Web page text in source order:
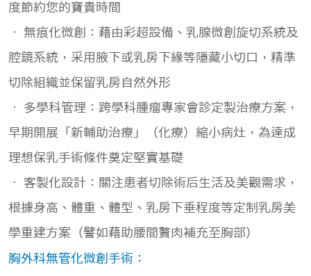
度節約您的寶貴時間
• 無痕化微創：藉由彩超設備、乳腺微創旋切系統及
腔鏡系統，采用腋下或乳房下緣等隱藏小切口，精準
切除組織並保留乳房自然外形
• 多學科管理：跨學科腫瘤專家會診定製治療方案，
早期開展「新輔助治療」（化療）縮小病灶，為達成
理想保乳手術條件奠定堅實基礎
• 客製化設計：關注患者切除術后生活及美觀需求，
根據身高、體重、體型、乳房下垂程度等定制乳房美
學重建方案（譬如藉助腰間贅肉補充至胸部）
胸外科無管化微創手術：